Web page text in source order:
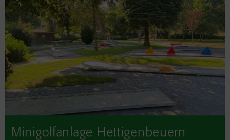
Minigolfanlage Hettigenbeuern